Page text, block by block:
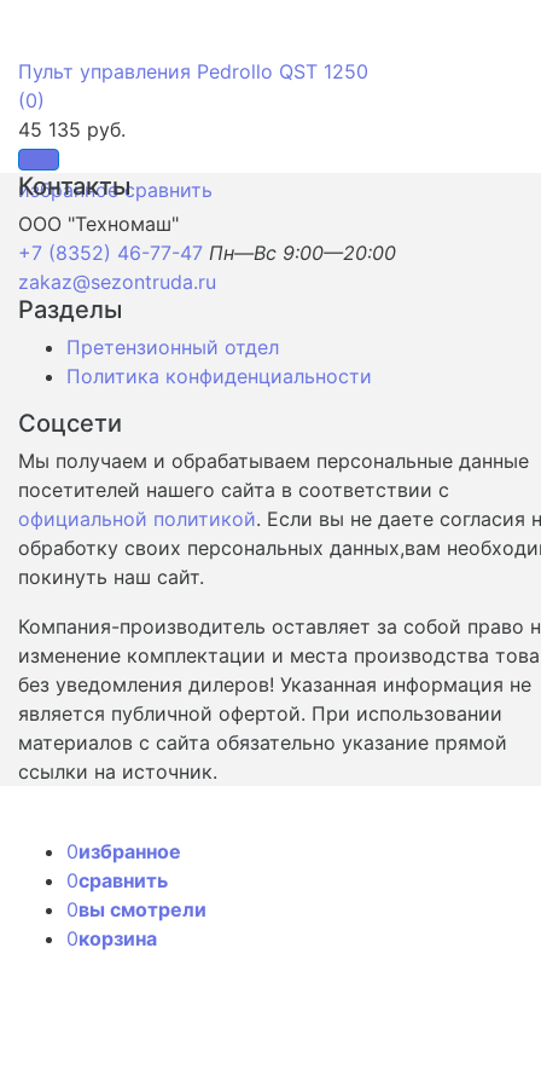
избранное сравнить
Пульт управления Pedrollo QST 1250
(0)
45 135 руб.
Контакты
ООО "Техномаш"
+7 (8352) 46-77-47 Пн—Вс 9:00—20:00
zakaz@sezontruda.ru
Разделы
Претензионный отдел
Политика конфиденциальности
Соцсети
Мы получаем и обрабатываем персональные данные
посетителей нашего сайта в соответствии с
официальной политикой. Если вы не даете согласия
обработку своих персональных данных,вам
покинуть наш сайт.
Компания-производитель оставляет за собой право
изменение комплектации и места производства
без уведомления дилеров! Указанная информация не
является публичной офертой. При использовании
материалов с сайта обязательно указание прямой
ссылки на источник.
0избранное
0сравнить
0вы смотрели
0корзина